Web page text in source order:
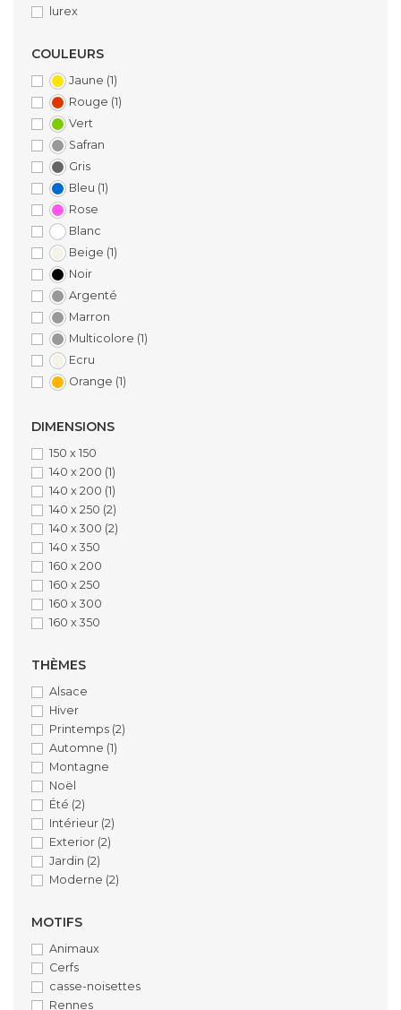
lurex
COULEURS
Jaune (1)
Rouge (1)
Vert
Safran
Gris
Bleu (1)
Rose
Blanc
Beige (1)
Noir
Argenté
Marron
Multicolore (1)
Ecru
Orange (1)
DIMENSIONS
150 x 150
140 x 200 (1)
140 x 200 (1)
140 x 250 (2)
140 x 300 (2)
140 x 350
160 x 200
160 x 250
160 x 300
160 x 350
THÈMES
Alsace
Hiver
Printemps (2)
Automne (1)
Montagne
Noël
Été (2)
Intérieur (2)
Exterior (2)
Jardin (2)
Moderne (2)
MOTIFS
Animaux
Cerfs
casse-noisettes
Rennes